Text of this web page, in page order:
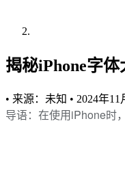
揭秘iPhone字
• 来源：未知 • 2024年11
导语：在使用iPhone时